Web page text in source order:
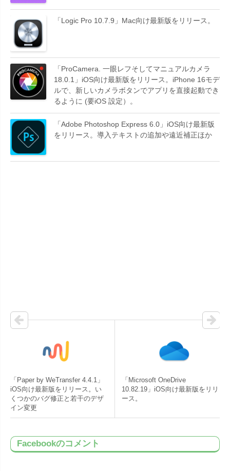
「Logic Pro 10.7.9」Mac向け最新版をリリース。
「ProCamera. 一眼レフそしてマニュアルカメラ
18.0.1」iOS向け最新版をリリース。iPhone 16モデ
ルで、新しいカメラボタンでアプリを直接起動でき
るように (要iOS 設定）。
「Adobe Photoshop Express 6.0」iOS向け最新版
をリリース。導入テキストの追加や遠近補正ほか
「Paper by WeTransfer 4.4.1」
iOS向け最新版をリリース。い
くつかのバグ修正と若干のデザ
イン変更
「Microsoft OneDrive
10.82.19」iOS向け最新版をリリ
ース。
Facebookのコメント